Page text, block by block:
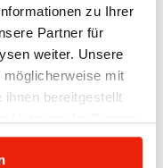
zu Ihrer
Partner für
weiter. Unsere
mit
bereitgestellt